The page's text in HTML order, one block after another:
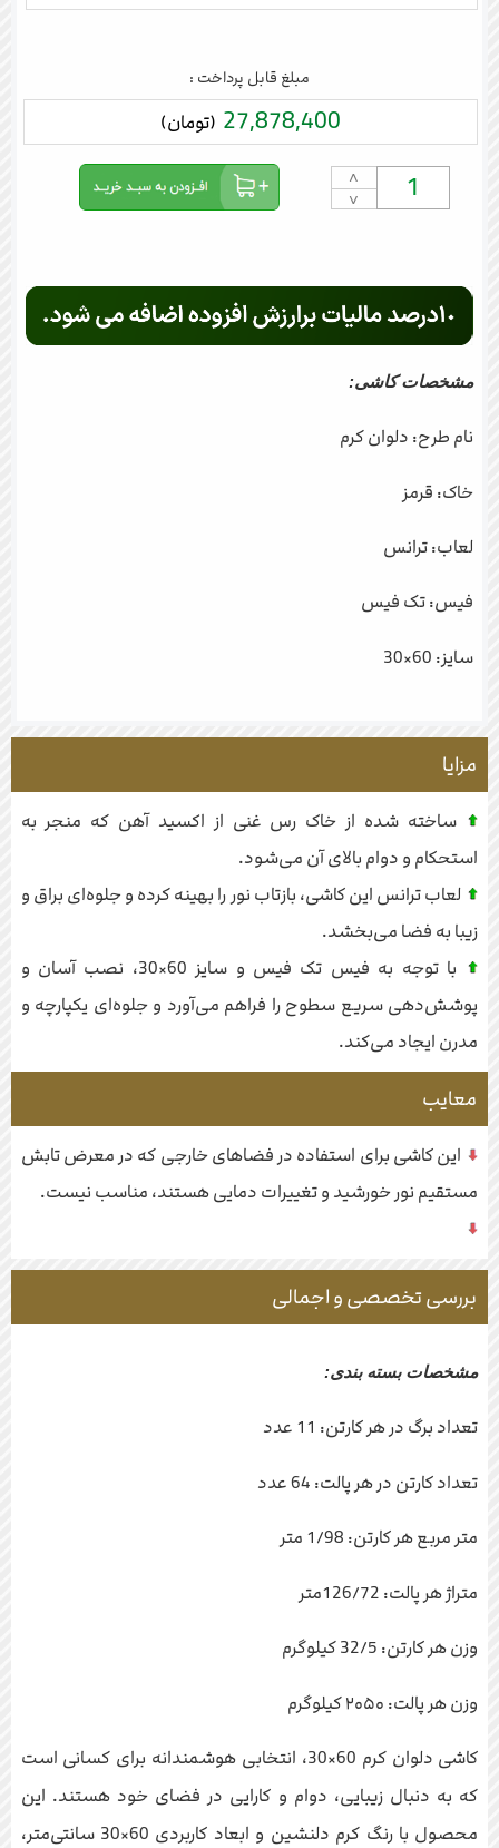
مبلغ قابل پرداخت :
27,878,400 (تومان)
˄
˅
مشخصات کاشی:
نام طرح: دلوان کرم
خاک: قرمز
لعاب: ترانس
فیس: تک فیس
سایز: 60×30
مزایا
ساخته شده از خاک رس غنی از اکسید آهن که منجر به
استحکام و دوام بالای آن می‌شود.
لعاب ترانس این کاشی، بازتاب نور را بهینه کرده و جلوه‌ای براق و
زیبا به فضا می‌بخشد.
با توجه به فیس تک فیس و سایز 60×30، نصب آسان و
پوشش‌دهی سریع سطوح را فراهم می‌آورد و جلوه‌ای یکپارچه و
مدرن ایجاد می‌کند.
معایب
این کاشی برای استفاده در فضاهای خارجی که در معرض تابش
مستقیم نور خورشید و تغییرات دمایی هستند، مناسب نیست.
بررسی تخصصی و اجمالی
مشخصات بسته بندی:
تعداد برگ در هر کارتن: 11 عدد
تعداد کارتن در هر پالت: 64 عدد
متر مربع هر کارتن: 1/98 متر
متراژ هر پالت: 126/72متر
وزن هر کارتن: 32/5 کیلوگرم
وزن هر پالت: ۲۰۵۰ کیلوگرم
کاشی دلوان کرم 60×30، انتخابی هوشمندانه برای کسانی است
که به دنبال زیبایی، دوام و کارایی در فضای خود هستند. این
محصول با رنگ کرم دلنشین و ابعاد کاربردی 60×30 سانتی‌متر،